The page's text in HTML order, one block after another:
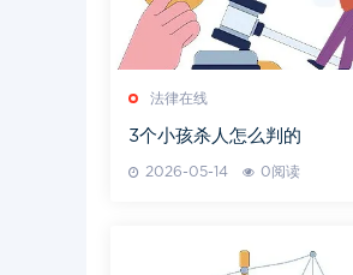
法律在线
3个小孩杀人怎么判的
2026-05-14 0阅读